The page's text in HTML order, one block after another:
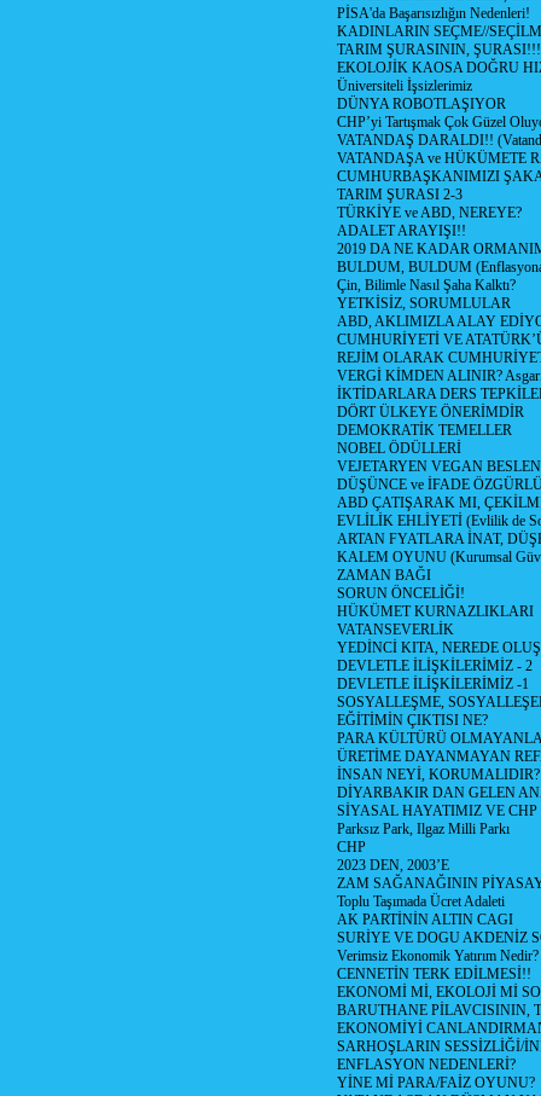
PİSA'da Başarısızlığın Nedenleri!
KADINLARIN SEÇME//
TARIM ŞURASININ, ŞURASI!!!
EKOLOJİK KAOSA DOĞRU
Üniversiteli İşsizlerimiz
DÜNYA ROBOTLAŞIYOR
CHP’yi Tartışmak Çok Güzel
VATANDAŞ DARALDI!!
VATANDAŞA ve HÜKÜMETE
CUMHURBAŞKANIMIZI
TARIM ŞURASI 2-3
TÜRKİYE ve ABD, NEREYE?
ADALET ARAYIŞI!!
2019 DA NE KADAR
BULDUM, BULDUM
Çin, Bilimle Nasıl Şaha Kalktı?
YETKİSİZ, SORUMLULAR
ABD, AKLIMIZLA ALAY
CUMHURİYETİ VE
REJİM OLARAK
VERGİ KİMDEN ALINIR?
İKTİDARLARA DERS
DÖRT ÜLKEYE ÖNERİMDİR
DEMOKRATİK TEMELLER
NOBEL ÖDÜLLERİ
VEJETARYEN VEGAN
DÜŞÜNCE ve İFADE
ABD ÇATIŞARAK MI,
EVLİLİK EHLİYETİ (Evlilik de
ARTAN FYATLARA İNAT,
KALEM OYUNU (Kurumsal
ZAMAN BAĞI
SORUN ÖNCELİĞİ!
HÜKÜMET KURNAZLIKLARI
VATANSEVERLİK
YEDİNCİ KITA, NEREDE
DEVLETLE İLİŞKİLERİMİZ - 2
DEVLETLE İLİŞKİLERİMİZ -1
SOSYALLEŞME,
EĞİTİMİN ÇIKTISI NE?
PARA KÜLTÜRÜ
ÜRETİME DAYANMAYAN
İNSAN NEYİ, KORUMALIDIR?
DİYARBAKIR DAN GELEN
SİYASAL HAYATIMIZ VE CHP
Parksız Park, Ilgaz Milli Parkı
CHP
2023 DEN, 2003’E
ZAM SAĞANAĞININ
Toplu Taşımada Ücret Adaleti
AK PARTİNİN ALTIN CAGI
SURİYE VE DOGU AKDENİZ
Verimsiz Ekonomik Yatırım Nedir?
CENNETİN TERK EDİLMESİ!!
EKONOMİ Mİ, EKOLOJİ Mİ
BARUTHANE PİLAVCISININ,
EKONOMİYİ
SARHOŞLARIN SESSİZLİĞİ/
ENFLASYON NEDENLERİ?
YİNE Mİ PARA/FAİZ OYUNU?